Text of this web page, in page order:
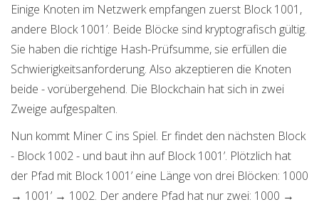
Einige Knoten im Netzwerk empfangen zuerst Block 1001,
andere Block 1001’. Beide Blöcke sind kryptografisch gültig.
Sie haben die richtige Hash-Prüfsumme, sie erfüllen die
Schwierigkeitsanforderung. Also akzeptieren die Knoten
beide - vorübergehend. Die Blockchain hat sich in zwei
Zweige aufgespalten.
Nun kommt Miner C ins Spiel. Er findet den nächsten Block
- Block 1002 - und baut ihn auf Block 1001’. Plötzlich hat
der Pfad mit Block 1001’ eine Länge von drei Blöcken: 1000
→ 1001’ → 1002. Der andere Pfad hat nur zwei: 1000 →